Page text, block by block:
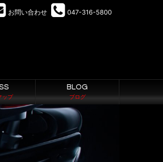
お問い合わせ 047-316-5800
ップ
BLOG
ブログ